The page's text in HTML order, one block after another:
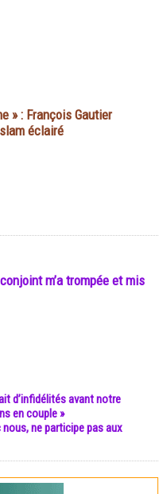
» : François Gautier
éclairé
m’a trompée et mis
d’infidélités avant notre
en couple »
nous, ne participe pas aux